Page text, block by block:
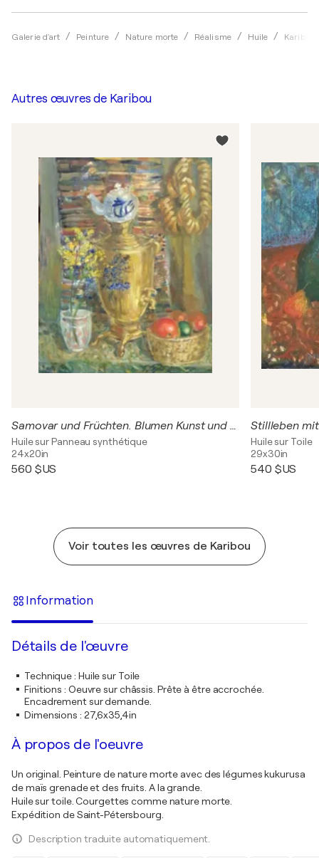
Galerie d'art Peinture Nature morte Réalisme Huile Karibou
Autres œuvres de Karibou
Samovar und Früchten. Blumen Kunst und Stillleben by karibou
Huile sur Panneau synthétique
24x20in
560 $US
Huile sur Toile
29x30in
540 $US
Voir toutes les œuvres de Karibou
Information
Détails de l'œuvre
Technique: Huile sur Toile
Finitions : Oeuvre sur châssis. Prête à être accrochée.
Encadrement sur demande.
Dimensions : 27,6x35,4in
À propos de l'oeuvre
Un original. Peinture de nature morte avec des légumes kukurusa
de maïs grenade et des fruits. A la grande.
Huile sur toile. Courgettes comme nature morte.
Expédition de Saint-Pétersbourg.
Description traduite automatiquement.